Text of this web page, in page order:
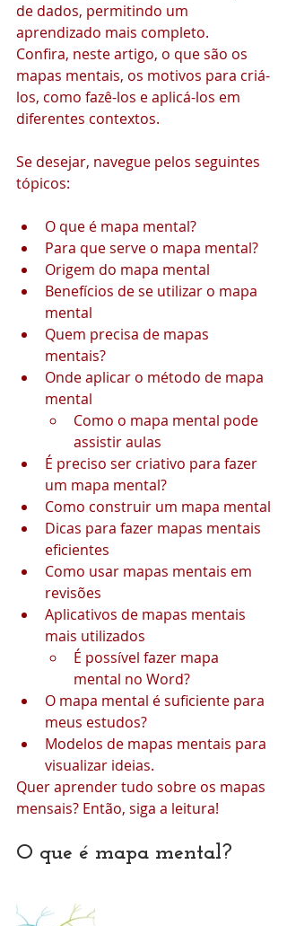
de dados, permitindo um
aprendizado mais completo.
Confira, neste artigo, o que são os
mapas mentais, os motivos para criá-
los, como fazê-los e aplicá-los em
diferentes contextos.
Se desejar, navegue pelos seguintes
tópicos:
O que é mapa mental?
Para que serve o mapa mental?
Origem do mapa mental
Benefícios de se utilizar o mapa
mental
Quem precisa de mapas
mentais?
Onde aplicar o método de mapa
mental
Como o mapa mental pode
assistir aulas
É preciso ser criativo para fazer
um mapa mental?
Como construir um mapa mental
Dicas para fazer mapas mentais
eficientes
Como usar mapas mentais em
revisões
Aplicativos de mapas mentais
mais utilizados
É possível fazer mapa
mental no Word?
O mapa mental é suficiente para
meus estudos?
Modelos de mapas mentais para
visualizar ideias.
Quer aprender tudo sobre os mapas
mensais? Então, siga a leitura!
O que é mapa mental?